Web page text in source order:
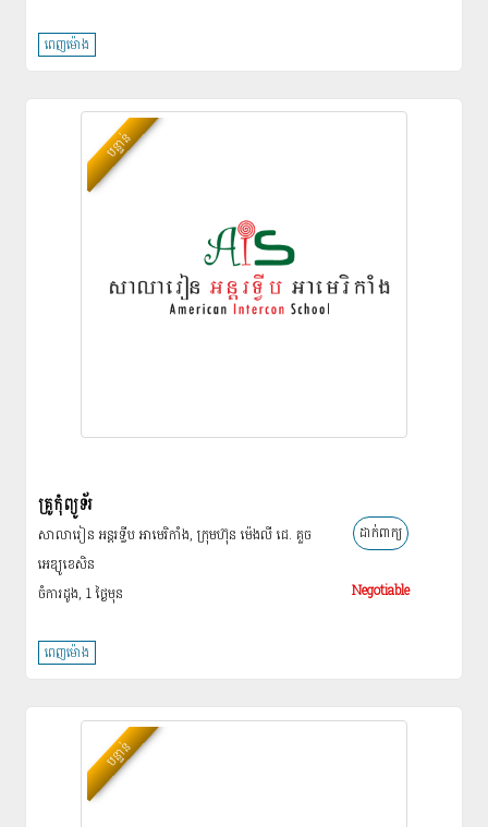
ពេញម៉ោង
បន្ទាន់
គ្រូកុំព្យូទ័រ
សាលារៀន អន្ដរទ្វីប អាមេរិកាំង, ក្រុមហ៊ុន ម៉េងលី ជេ. គួច
អេឌ្យូខេសិន
ចំការដូង, 1 ថ្ងៃ​មុន
ពេញម៉ោង
ដាក់ពាក្យ
Negotiable
បន្ទាន់